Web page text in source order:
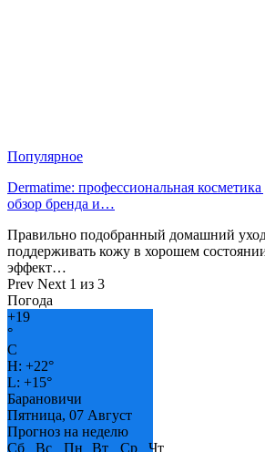
Популярное
Dermatime: профессиональная
обзор бренда и…
Правильно подобранный домашний
поддерживать кожу в хорошем
эффект…
Prev Next 1 из 3
Погода
+19
°
C
H: +22°
L: +15°
Барановичи
Пятница, 07 Август
Прогноз на неделю
Сб
Вс Пн Вт Ср
Чт